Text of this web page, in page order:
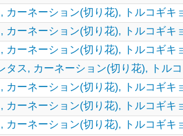
カーネーション(切り花), トルコギキ
カーネーション(切り花), トルコギキ
カーネーション(切り花), トルコギキ
タス, カーネーション(切り花), トル
カーネーション(切り花), トルコギキ
カーネーション(切り花), トルコギキ
カーネーション(切り花), トルコギキ